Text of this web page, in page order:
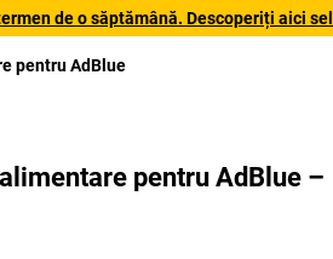
de o săptămână. Descoperiți aici
pentru AdBlue
pentru AdBlue –